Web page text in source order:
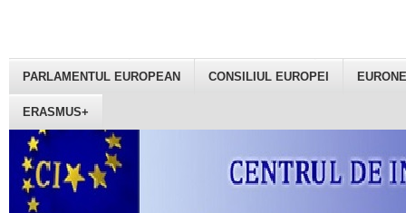
PARLAMENTUL EUROPEAN CONSILIUL EUROPEI
ERASMUS+